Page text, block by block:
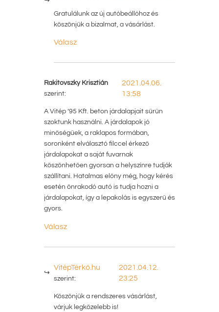
Gratulálunk az új autóbeállóhoz és
köszönjük a bizalmat, a vásárlást.
Válasz
Rakitovszky Krisztián
szerint:
2021.04.06.
13:58
A Vitép ’95 Kft. beton járdalapjait sűrűn
szoktunk használni. A járdalapok jó
minőségűek, a raklapos formában,
soronként elválasztó filccel érkező
járdalapokat a saját fuvarnak
köszönhetően gyorsan a helyszínre tudják
szállítani. Hatalmas előny még, hogy kérés
esetén önrakodó autó is tudja hozni a
járdalapokat, így a lepakolás is egyszerű és
gyors.
Válasz
VitépTérkő.hu
szerint:
2021.04.12.
23:25
Köszönjük a rendszeres vásárlást,
várjuk legközelebb is!